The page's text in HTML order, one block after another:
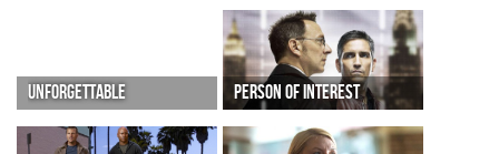
UNFORGETTABLE PERSON OF INTEREST